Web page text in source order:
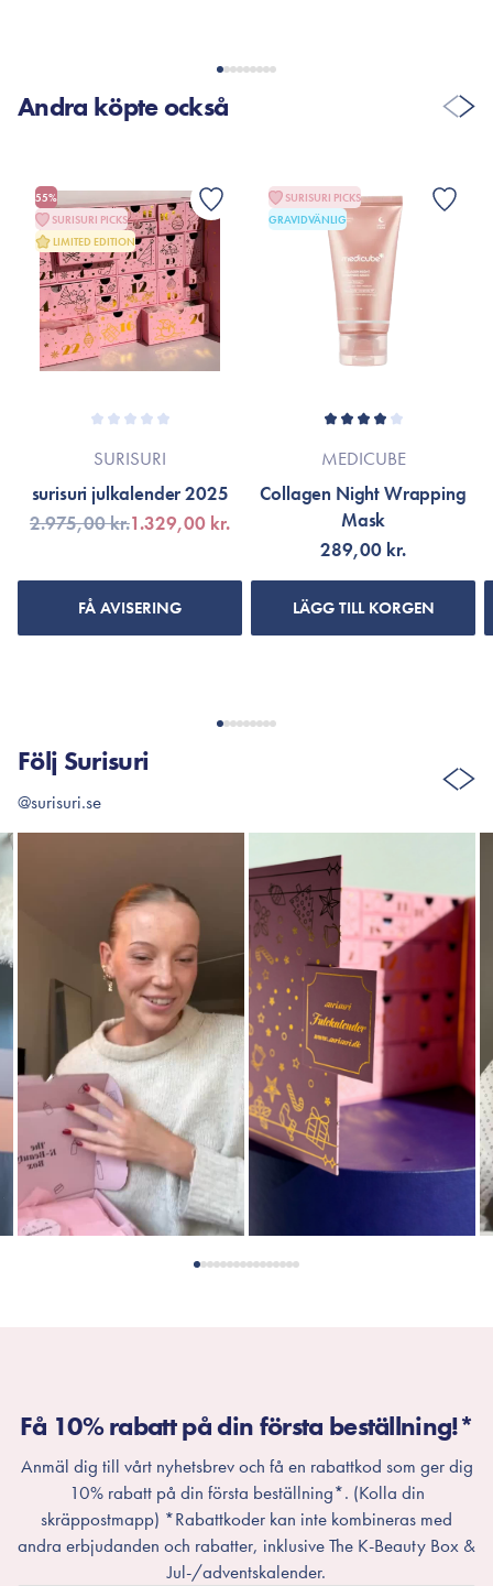
Andra köpte också
55%
SURISURI PICKS
LIMITED EDITION
SURISURI
surisuri julkalender 2025
2.975,00 kr.1.329,00 kr.
FÅ AVISERING
SURISURI PICKS
GRAVIDVÄNLIG
MEDICUBE
Collagen Night Wrapping
Mask
289,00 kr.
LÄGG TILL KORGEN
Följ Surisuri
@surisuri.se
Få 10% rabatt på din första beställning!*
Anmäl dig till vårt nyhetsbrev och få en rabattkod som ger dig
10% rabatt på din första beställning*. (Kolla din
skräppostmapp) *Rabattkoder kan inte kombineras med
andra erbjudanden och rabatter, inklusive The K-Beauty Box &
Jul-/adventskalender.